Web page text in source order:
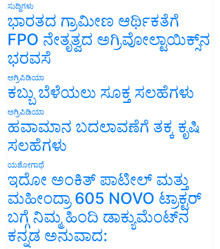
ಸುದ್ದಿಗಳು
ಭಾರತದ ಗ್ರಾಮೀಣ ಆರ್ಥಿಕತೆಗೆ
FPO ನೇತೃತ್ವದ ಅಗ್ರಿವೋಲ್ಟಾಯಿಕ್ಸ್‌ನ
ಭರವಸೆ
ಅಗ್ರಿಪಿಡಿಯಾ
ಕಬ್ಬು ಬೆಳೆಯಲು ಸೂಕ್ತ ಸಲಹೆಗಳು
ಅಗ್ರಿಪಿಡಿಯಾ
ಹವಾಮಾನ ಬದಲಾವಣೆಗೆ ತಕ್ಕ ಕೃಷಿ
ಸಲಹೆಗಳು
ಯಶೋಗಾಥೆ
ಇದೋ ಅಂಕಿತ್ ಪಾಟೀಲ್ ಮತ್ತು
ಮಹೀಂದ್ರಾ 605 NOVO ಟ್ರಾಕ್ಟರ್
ಬಗ್ಗೆ ನಿಮ್ಮ ಹಿಂದಿ ಡಾಕ್ಯುಮೆಂಟ್‌ನ
ಕನ್ನಡ ಅನುವಾದ: